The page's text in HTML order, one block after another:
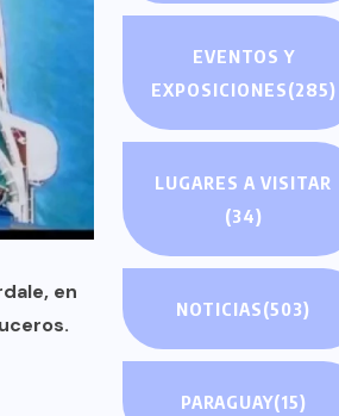
en
EVENTOS Y
EXPOSICIONES(285)
LUGARES A VISITAR
(34)
NOTICIAS(503)
PARAGUAY(15)